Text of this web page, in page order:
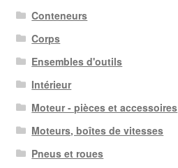
Conteneurs
Corps
Ensembles d'outils
Intérieur
Moteur - pièces et accessoires
Moteurs, boîtes de vitesses
Pneus et roues